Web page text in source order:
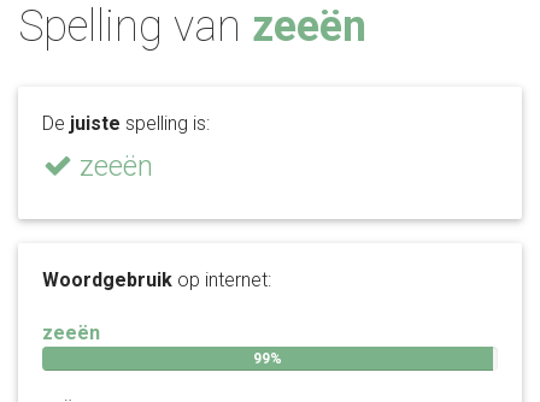
Spelling van zeeën
De juiste spelling is:
zeeën
Woordgebruik op internet:
zeeën
99%